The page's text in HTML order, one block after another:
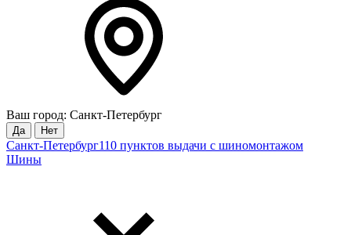
Ваш город: Санкт-Петербург
Да Нет
Санкт-Петербург110 пунктов выдачи с шиномонтажом
Шины